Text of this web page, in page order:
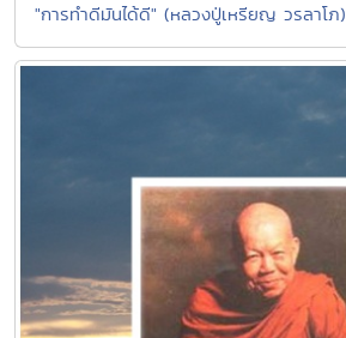
"การทำดีมันได้ดี" (หลวงปู่เหรียญ วรลาโภ)